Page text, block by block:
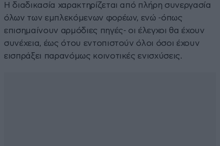
Η διαδικασία χαρακτηρίζεται από πλήρη συνεργασία
όλων των εμπλεκόμενων φορέων, ενώ -όπως
επισημαίνουν αρμόδιες πηγές- οι έλεγχοι θα έχουν
συνέχεια, έως ότου εντοπιστούν όλοι όσοι έχουν
εισπράξει παρανόμως κοινοτικές ενισχύσεις.